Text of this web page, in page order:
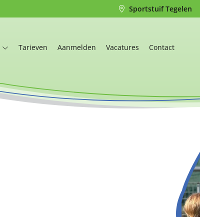
Sportstuif Tegelen
Tarieven Aanmelden Vacatures Contact